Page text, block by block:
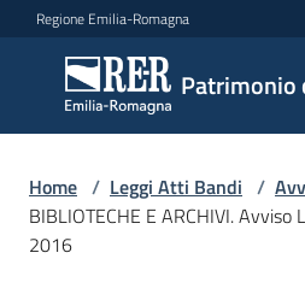
Vai al contenuto
Vai alla navigazione
Vai al footer
Regione Emilia-Romagna
Patrimonio
Patrimonio
culturale
Argomenti
Home / Leggi Atti Bandi /
BIBLIOTECHE E ARCHIVI.
2016